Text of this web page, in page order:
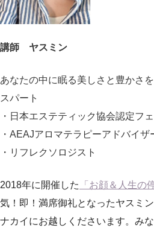
講師 ヤスミン
あなたの中に眠る美しさと豊かさ
スパート
・日本エステティック協会認定フ
・AEAJアロマテラピーアドバイザ
・リフレクソロジスト
2018年に開催した 「お顔＆人生の
気！即！満席御礼となったヤスミ
ナカイにお越しくださいます。み